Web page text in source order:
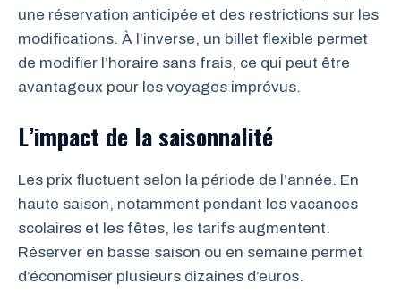
une réservation anticipée et des restrictions sur les
modifications. À l’inverse, un billet flexible permet
de modifier l’horaire sans frais, ce qui peut être
avantageux pour les voyages imprévus.
L’impact de la saisonnalité
Les prix fluctuent selon la période de l’année. En
haute saison, notamment pendant les vacances
scolaires et les fêtes, les tarifs augmentent.
Réserver en basse saison ou en semaine permet
d’économiser plusieurs dizaines d’euros.